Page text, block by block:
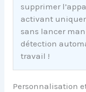
supprimer
activant
sans lancer
détection
travail !
Personnalisation